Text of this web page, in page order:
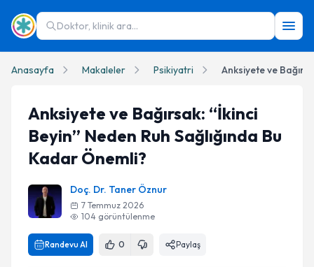
Doktor, klinik ara...
Anasayfa Makaleler Psikiyatri
Anksiyete ve Bağırsak: “İkinci
Beyin” Neden Ruh Sağlığında Bu
Kadar Önemli?
Doç. Dr. Taner Öznur
7 Temmuz 2026
104 görüntülenme
Randevu Al 0 Paylaş